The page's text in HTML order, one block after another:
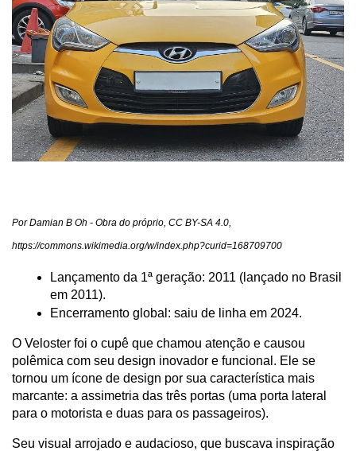
Por Damian B Oh - Obra do próprio, CC BY-SA 4.0,
https://commons.wikimedia.org/w/index.php?curid=168709700
Lançamento da 1ª geração: 2011 (lançado no Brasil
em 2011).
Encerramento global: saiu de linha em 2024.
O Veloster foi o cupê que chamou atenção e causou
polêmica com seu design inovador e funcional. Ele se
tornou um ícone de design por sua característica mais
marcante: a assimetria das três portas (uma porta lateral
para o motorista e duas para os passageiros).
Seu visual arrojado e audacioso, que buscava inspiração